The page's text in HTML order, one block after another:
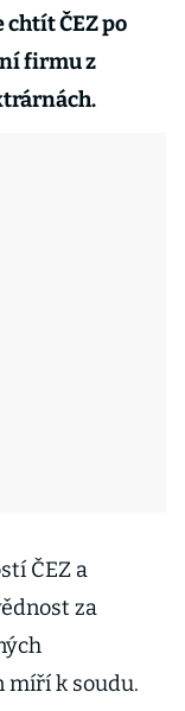
ČEZ po
firmu z
ČEZ a
za
míří k soudu.